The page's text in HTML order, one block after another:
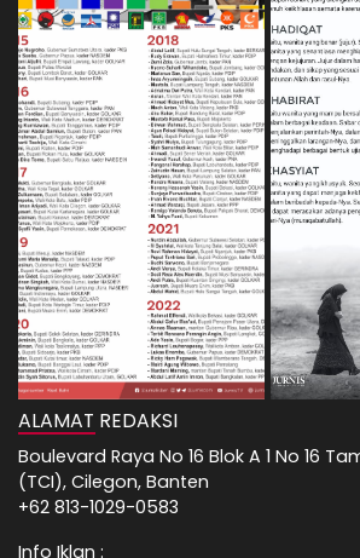
ALAMAT REDAKSI
Boulevard Raya No 16 Blok A 1 No 16
(TCI), Cilegon, Banten
+62 813-1029-0583
Info Iklan :